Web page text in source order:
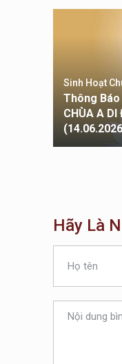
Sinh Hoạt
Thông Báo
CHÙA A
Hãy Là